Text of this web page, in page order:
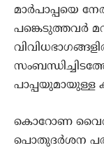
മാര്‍പാപ്പയെ
പങ്കെടുത്തവര്‍
പാപ്പയുമായുള്ള
കൊറോണ
പൊതുദര്‍ശന